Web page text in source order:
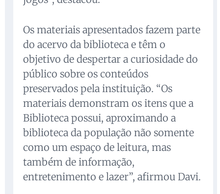
Os materiais apresentados fazem parte
do acervo da biblioteca e têm o
objetivo de despertar a curiosidade do
público sobre os conteúdos
preservados pela instituição. “Os
materiais demonstram os itens que a
Biblioteca possui, aproximando a
biblioteca da população não somente
como um espaço de leitura, mas
também de informação,
entretenimento e lazer”, afirmou Davi.